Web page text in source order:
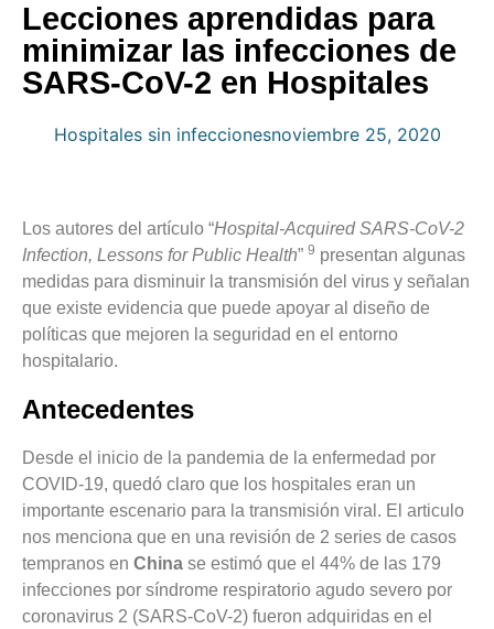
Lecciones aprendidas para
minimizar las infecciones de
SARS-CoV-2 en Hospitales
Hospitales sin infeccionesnoviembre 25, 2020
Los autores del artículo “Hospital-Acquired SARS-CoV-2
Infection, Lessons for Public Health” 9 presentan algunas
medidas para disminuir la transmisión del virus y señalan
que existe evidencia que puede apoyar al diseño de
políticas que mejoren la seguridad en el entorno
hospitalario.
Antecedentes
Desde el inicio de la pandemia de la enfermedad por
COVID-19, quedó claro que los hospitales eran un
importante escenario para la transmisión viral. El articulo
nos menciona que en una revisión de 2 series de casos
tempranos en China se estimó que el 44% de las 179
infecciones por síndrome respiratorio agudo severo por
coronavirus 2 (SARS-CoV-2) fueron adquiridas en el